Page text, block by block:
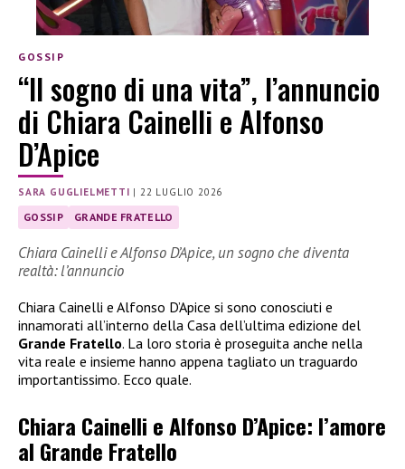
GOSSIP
“Il sogno di una vita”, l’annuncio
di Chiara Cainelli e Alfonso
D’Apice
SARA GUGLIELMETTI | 22 LUGLIO 2026
GOSSIP GRANDE FRATELLO
Chiara Cainelli e Alfonso D’Apice, un sogno che diventa
realtà: l’annuncio
Chiara Cainelli e Alfonso D’Apice si sono conosciuti e
innamorati all’interno della Casa dell’ultima edizione del
Grande Fratello. La loro storia è proseguita anche nella
vita reale e insieme hanno appena tagliato un traguardo
importantissimo. Ecco quale.
Chiara Cainelli e Alfonso D’Apice: l’amore
al Grande Fratello